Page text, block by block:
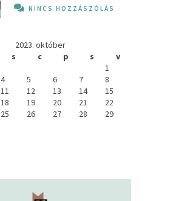
NINCS HOZZÁSZÓLÁS
2023. október
s c p s
v
1
4 5 6 7
8
11 12 13 14
15
18 19 20 21
22
25 26 27 28
29